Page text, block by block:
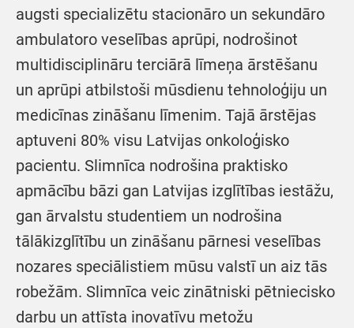
augsti specializētu stacionāro un sekundāro
ambulatoro veselības aprūpi, nodrošinot
multidisciplināru terciārā līmeņa ārstēšanu
un aprūpi atbilstoši mūsdienu tehnoloģiju un
medicīnas zināšanu līmenim. Tajā ārstējas
aptuveni 80% visu Latvijas onkoloģisko
pacientu. Slimnīca nodrošina praktisko
apmācību bāzi gan Latvijas izglītības iestāžu,
gan ārvalstu studentiem un nodrošina
tālākizglītību un zināšanu pārnesi veselības
nozares speciālistiem mūsu valstī un aiz tās
robežām. Slimnīca veic zinātniski pētniecisko
darbu un attīsta inovatīvu metožu